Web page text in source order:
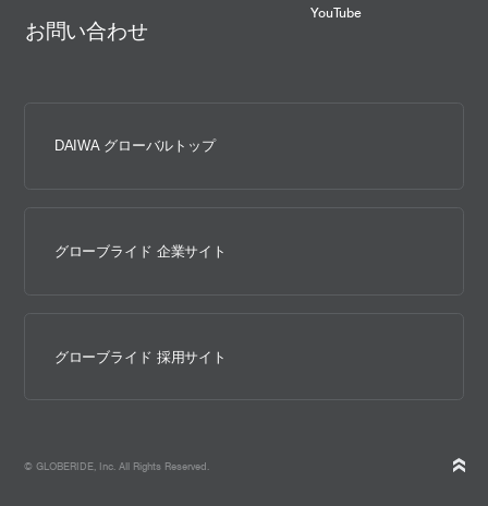
お問い合わせ
YouTube
DAIWA グローバルトップ
グローブライド 企業サイト
グローブライド 採用サイト
© GLOBERIDE, Inc. All Rights Reserved.